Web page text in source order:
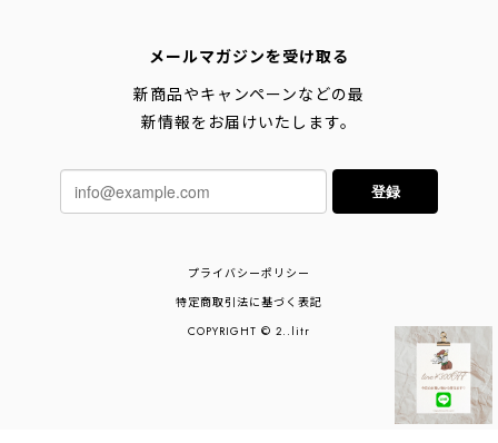
メールマガジンを受け取る
新商品やキャンペーンなどの最
新情報をお届けいたします。
登録
プライバシーポリシー
特定商取引法に基づく表記
COPYRIGHT © 2..litr